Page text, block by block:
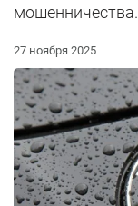
мошенничества.
27 ноября 2025